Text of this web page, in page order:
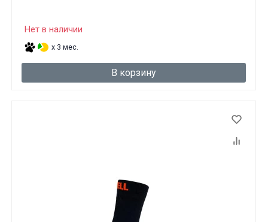
Нет в наличии
x 3 мес.
В корзину